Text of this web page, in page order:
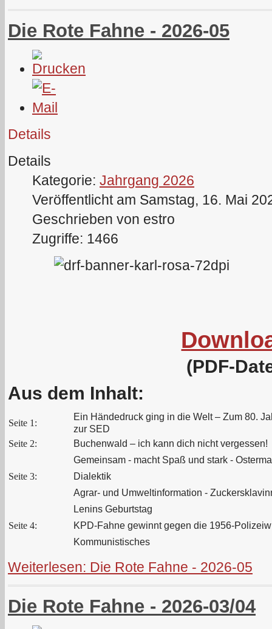
Die Rote Fahne - 2026-05
Details
Details
Kategorie: Jahrgang 2026
Veröffentlicht am Samstag, 16. Mai
Geschrieben von estro
Zugriffe: 1466
(PDF-
Aus dem Inhalt:
Seite 1:
Ein Händedruck ging in die Welt – Zum 80.
zur SED
Seite 2:
Buchenwald – ich kann dich nicht vergessen!
Gemeinsam - macht Spaß und stark -
Seite 3:
Dialektik
Agrar- und Umweltinformation -
Lenins Geburtstag
Seite 4:
KPD-Fahne gewinnt gegen die 1956-
Kommunistisches
Weiterlesen: Die Rote Fahne - 2026-05
Die Rote Fahne - 2026-03/04